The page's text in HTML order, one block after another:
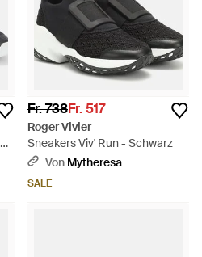
Fr. 738Fr. 517
Roger Vivier
Sneakers Viv' Run - Schwarz
Von Mytheresa
SALE